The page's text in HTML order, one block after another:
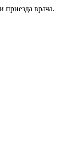
приезда врача.